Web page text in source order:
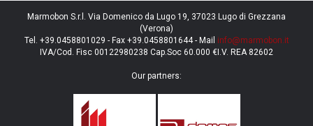
Marmobon S.r.l. Via Domenico da Lugo 19, 37023 Lugo di Grezzana
(Verona)
Tel. +39.0458801029 - Fax +39.0458801644 - Mail info@marmobon.it
IVA/Cod. Fisc 00122980238 Cap.Soc 60.000 €I.V. REA 82602
Our partners: